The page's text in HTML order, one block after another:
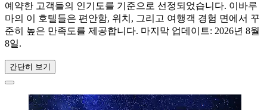
예약한 고객들의 인기도를 기준으로 선정되었습니다. 이바루
마의 이 호텔들은 편안함, 위치, 그리고 여행객 경험 면에서 꾸
준히 높은 만족도를 제공합니다. 마지막 업데이트: 2026년 8월
8일.
간단히 보기